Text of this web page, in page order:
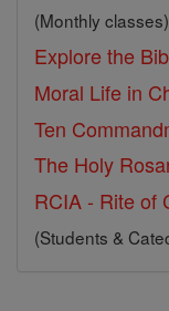
(Monthly classes)
Explore the
Moral Life in
Ten
The Holy
RCIA - Rite of
(Students &